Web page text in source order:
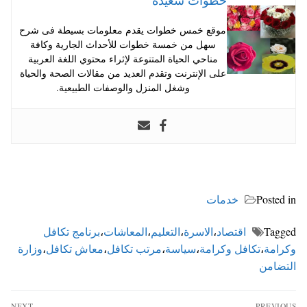
موقع خمس خطوات يقدم معلومات بسيطة فى شرح
سهل من خمسة خطوات للأحداث الجارية وكافة
مناحي الحياة المتنوعة لإثراء محتوي اللغة العربية
على الإنترنت وتقدم العديد من مقالات الصحة والحياة
وشغل المنزل والوصفات الطبيعية.
Posted in خدمات
Tagged اقتصاد،الاسرة،التعليم،المعاشات،برنامج تكافل
وكرامة،تكافل وكرامة،سياسة،مرتب تكافل،معاش تكافل،وزارة
التضامن
تصفّح